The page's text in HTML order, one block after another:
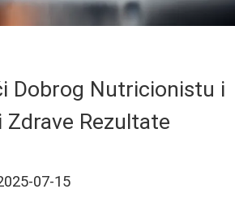
Dobrog Nutricionistu i
Zdrave Rezultate
07-15